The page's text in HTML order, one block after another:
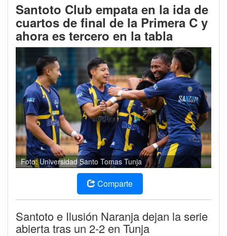
Santoto Club empata en la ida de
cuartos de final de la Primera C y
ahora es tercero en la tabla
Foto: Universidad Santo Tomas Tunja
Comparte
Santoto e Ilusión Naranja dejan la serie
abierta tras un 2-2 en Tunja